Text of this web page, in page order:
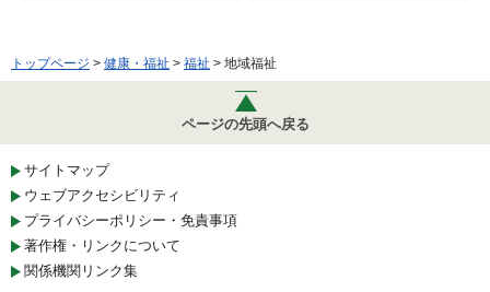
トップページ > 健康・福祉 > 福祉 > 地域福祉
ページの先頭へ戻る
サイトマップ
ウェブアクセシビリティ
プライバシーポリシー・免責事項
著作権・リンクについて
関係機関リンク集